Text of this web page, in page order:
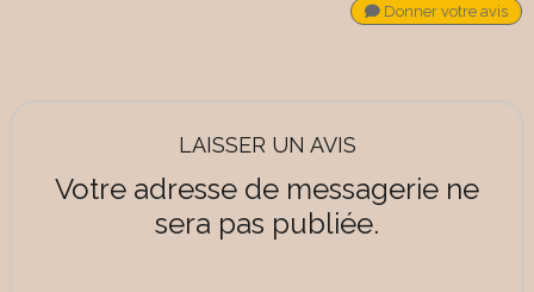
Donner votre avis
LAISSER UN AVIS
Votre adresse de messagerie ne
sera pas publiée.